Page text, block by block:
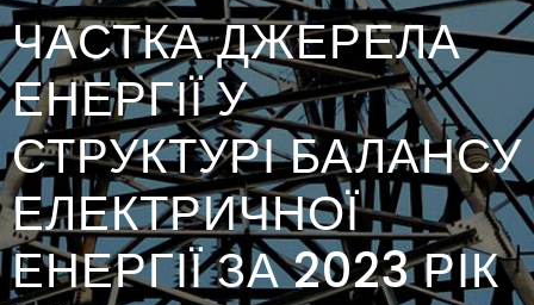
ЧАСТКА ДЖЕРЕЛА
ЕНЕРГІЇ У
СТРУКТУРІ БАЛАНСУ
ЕЛЕКТРИЧНОЇ
ЕНЕРГІЇ ЗА 2023 РІК